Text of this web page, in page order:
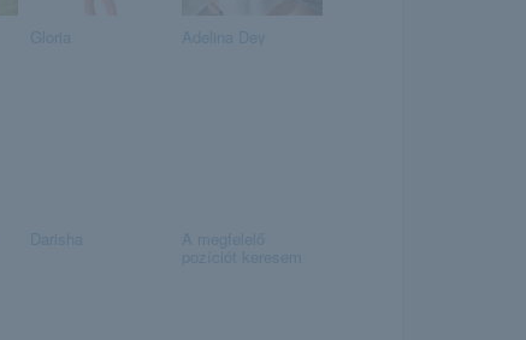
Gloria Adelina Dey
Darisha A megfelelő
pozíciót keresem